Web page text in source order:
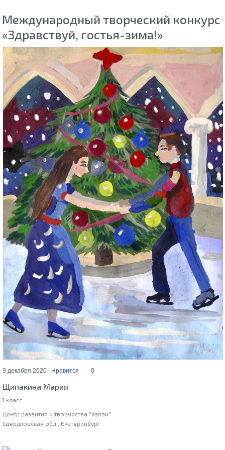
Международный творческий конкурс
«Здравствуй, гостья-зима!»
9 декабря 2020 | Нравится 0
Щипакина Мария
1 класс
Центр развития и творчества "Хэппи"
Свердловская обл., Екатеринбург